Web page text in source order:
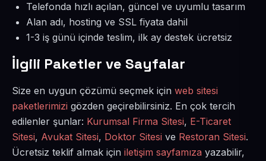
Telefonda hızlı açılan, güncel ve uyumlu tasarım
Alan adı, hosting ve SSL fiyata dahil
1-3 iş günü içinde teslim, ilk ay destek ücretsiz
İlgili Paketler ve Sayfalar
Size en uygun çözümü seçmek için web sitesi
paketlerimizi gözden geçirebilirsiniz. En çok tercih
edilenler şunlar: Kurumsal Firma Sitesi, E-Ticaret
Sitesi, Avukat Sitesi, Doktor Sitesi ve Restoran Sitesi.
Ücretsiz teklif almak için iletişim sayfamıza yazabilir,